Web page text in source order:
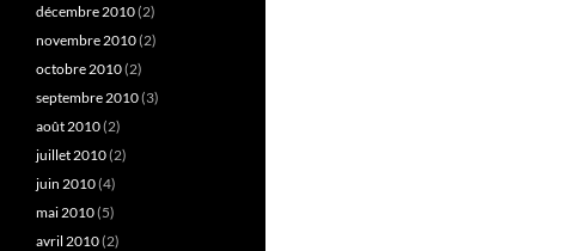
décembre 2010(2)
novembre 2010(2)
octobre 2010(2)
septembre 2010(3)
août 2010(2)
juillet 2010(2)
juin 2010(4)
mai 2010(5)
avril 2010(2)